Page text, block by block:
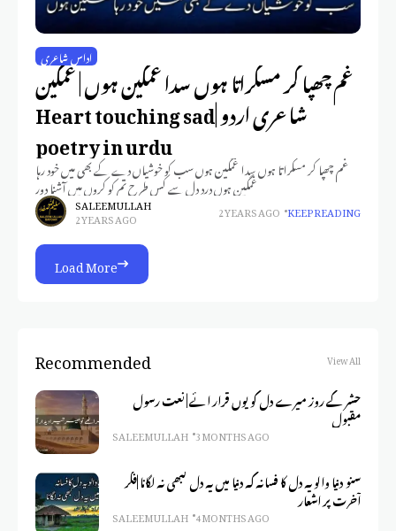
اداس شاعری
غم چھپا کر مسکراتا ہوں سدا غمگین ہوں | غمگین
شاعری اردو |Heart touching sad
poetry in urdu
غم چھپا کر مسکراتا ہوں سدا غمگین ہوں سب کو خوشیاں دے کے بھی میں خود رہا
غمگین ہوں دردِ دل سے کس طرح تم کو کروں میں آشنا دور
SALEEM ULLAH
2 YEARS AGO 2 YEARS AGO KEEP READING
Load More
Recommended View All
حشر کے روز میرے دل کو یوں قرار ائے | نعت رسول
مقبول
SALEEM ULLAH 3 MONTHS AGO
سنو دنیا والو یہ دل کا فسانہ کہ دنیا میں یہ دل کبھی نہ لگانا |فکر
آخرت پر اشعار
SALEEM ULLAH 4 MONTHS AGO